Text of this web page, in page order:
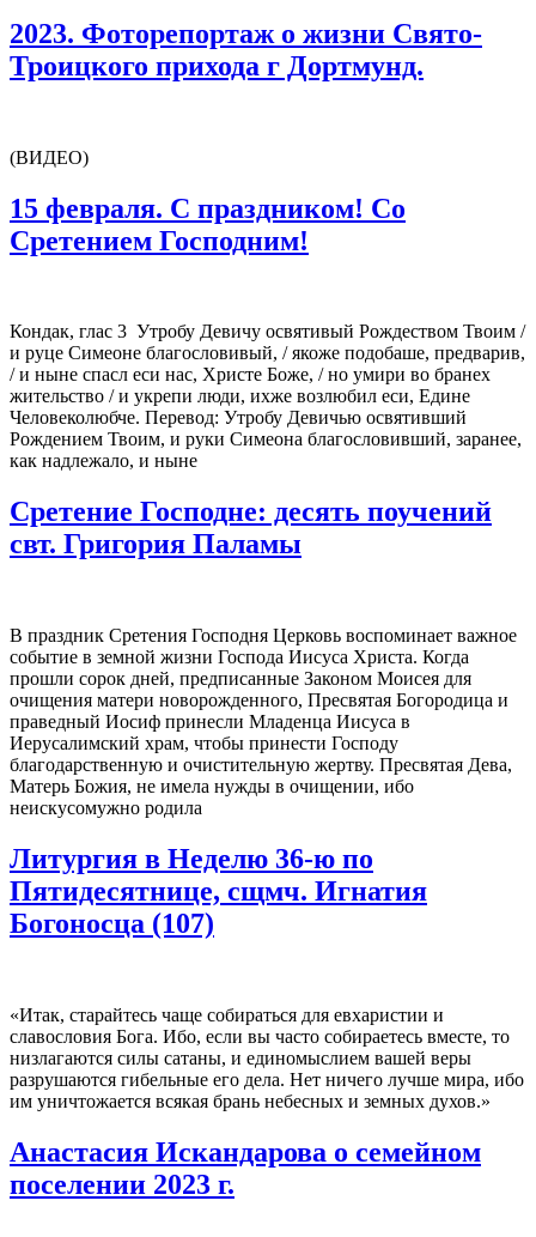
2023. Фоторепортаж о жизни Свято-
Троицкого прихода г Дортмунд.
(ВИДЕО)
15 февраля. С праздником! Со
Сретением Господним!
Кондак, глас 3 Утробу Девичу освятивый Рождеством Твоим /
и руце Симеоне благословивый, / якоже подобаше, предварив,
/ и ныне спасл еси нас, Христе Боже, / но умири во бранех
жительство / и укрепи люди, ихже возлюбил еси, Едине
Человеколюбче. Перевод: Утробу Девичью освятивший
Рождением Твоим, и руки Симеона благословивший, заранее,
как надлежало, и ныне
Сретение Господне: десять поучений
свт. Григория Паламы
В праздник Сретения Господня Церковь воспоминает важное
событие в земной жизни Господа Иисуса Христа. Когда
прошли сорок дней, предписанные Законом Моисея для
очищения матери новорожденного, Пресвятая Богородица и
праведный Иосиф принесли Младенца Иисуса в
Иерусалимский храм, чтобы принести Господу
благодарственную и очистительную жертву. Пресвятая Дева,
Матерь Божия, не имела нужды в очищении, ибо
неискусомужно родила
Литургия в Неделю 36-ю по
Пятидесятнице, сщмч. Игнатия
Богоносца (107)
«Итак, старайтесь чаще собираться для евхаристии и
славословия Бога. Ибо, если вы часто собираетесь вместе, то
низлагаются силы сатаны, и единомыслием вашей веры
разрушаются гибельные его дела. Нет ничего лучше мира, ибо
им уничтожается всякая брань небесных и земных духов.»
Анастасия Искандарова о семейном
поселении 2023 г.